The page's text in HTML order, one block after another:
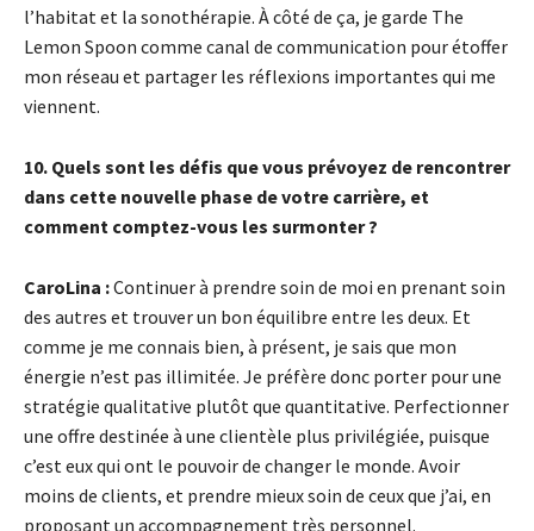
l’habitat et la sonothérapie. À côté de ça, je garde The
Lemon Spoon comme canal de communication pour étoffer
mon réseau et partager les réflexions importantes qui me
viennent.
10. Quels sont les défis que vous prévoyez de rencontrer
dans cette nouvelle phase de votre carrière, et
comment comptez-vous les surmonter ?
CaroLina :Continuer à prendre soin de moi en prenant soin
des autres et trouver un bon équilibre entre les deux. Et
comme je me connais bien, à présent, je sais que mon
énergie n’est pas illimitée. Je préfère donc porter pour une
stratégie qualitative plutôt que quantitative. Perfectionner
une offre destinée à une clientèle plus privilégiée, puisque
c’est eux qui ont le pouvoir de changer le monde. Avoir
moins de clients, et prendre mieux soin de ceux que j’ai, en
proposant un accompagnement très personnel.